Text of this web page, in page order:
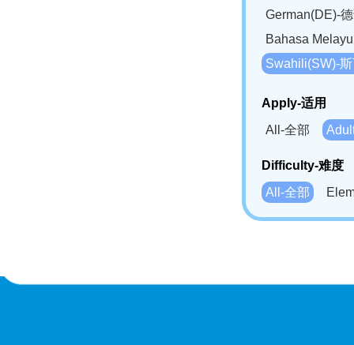
German(DE)-
Bahasa
Swahili(SW)-
Apply-适用
All-全部
Difficulty-难度
All-全部